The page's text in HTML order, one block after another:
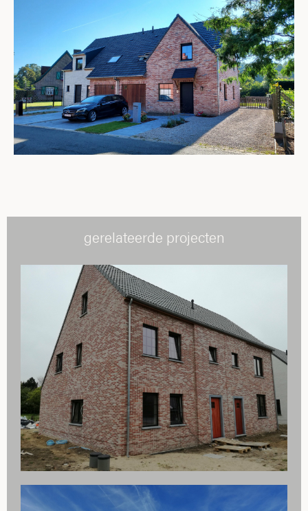
gerelateerde projecten